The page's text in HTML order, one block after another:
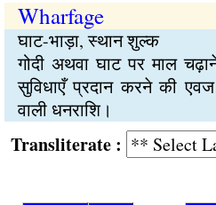
Wharfage
घाट-भाड़ा, स्थान शुल्क
गोदी अथवा घाट पर माल
सुविधाएँ प्रदान करने की
वाली धनराशि।
: